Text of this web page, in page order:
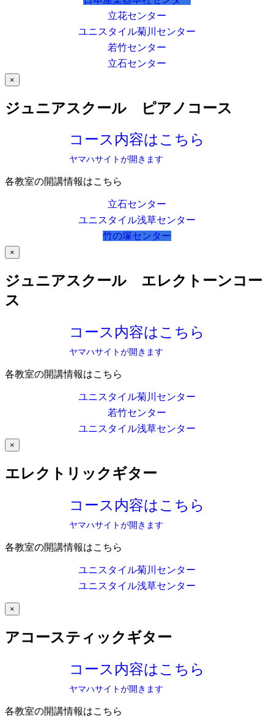
立花センター
ユニスタイル菊川センター
若竹センター
立石センター
×
ジュニアスクール ピアノコース
コース内容はこちら
ヤマハサイトが開きます
各教室の開講情報はこちら
立石センター
ユニスタイル浅草センター
竹の塚センター
×
ジュニアスクール エレクトーンコー
ス
コース内容はこちら
ヤマハサイトが開きます
各教室の開講情報はこちら
ユニスタイル菊川センター
若竹センター
ユニスタイル浅草センター
×
エレクトリックギター
コース内容はこちら
ヤマハサイトが開きます
各教室の開講情報はこちら
ユニスタイル菊川センター
ユニスタイル浅草センター
×
アコースティックギター
コース内容はこちら
ヤマハサイトが開きます
各教室の開講情報はこちら